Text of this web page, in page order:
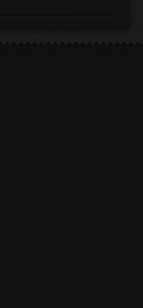
ex. pour atmo -30- 80°C
ldr moteurtemp
TTC Le
pourrez
à
15nm